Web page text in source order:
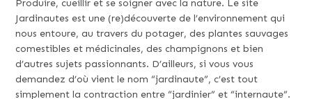
Produire, cueillir et se soigner avec la nature. Le site
Jardinautes est une (re)découverte de l’environnement qui
nous entoure, au travers du potager, des plantes sauvages
comestibles et médicinales, des champignons et bien
d’autres sujets passionnants. D’ailleurs, si vous vous
demandez d’où vient le nom “jardinaute”, c’est tout
simplement la contraction entre “jardinier” et “internaute”.